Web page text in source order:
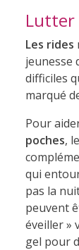
Lutter
Les rides
jeunesse
difficiles
marqué
Pour
poches,
qui
pas la
peuvent
éveiller »
gel pour